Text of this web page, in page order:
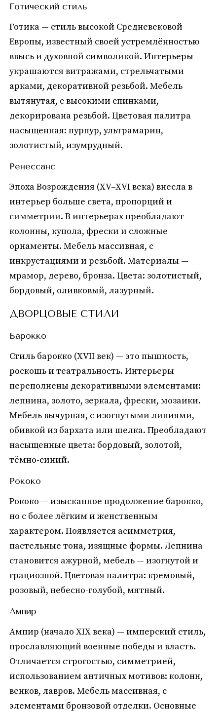
Готический стиль
Готика — стиль высокой Средневековой
Европы, известный своей устремлённостью
ввысь и духовной символикой. Интерьеры
украшаются витражами, стрельчатыми
арками, декоративной резьбой. Мебель
вытянутая, с высокими спинками,
декорирована резьбой. Цветовая палитра
насыщенная: пурпур, ультрамарин,
золотистый, изумрудный.
Ренессанс
Эпоха Возрождения (XV–XVI века) внесла в
интерьер больше света, пропорций и
симметрии. В интерьерах преобладают
колонны, купола, фрески и сложные
орнаменты. Мебель массивная, с
инкрустациями и резьбой. Материалы —
мрамор, дерево, бронза. Цвета: золотистый,
бордовый, оливковый, лазурный.
ДВОРЦОВЫЕ СТИЛИ
Барокко
Стиль барокко (XVII век) — это пышность,
роскошь и театральность. Интерьеры
переполнены декоративными элементами:
лепнина, золото, зеркала, фрески, мозаики.
Мебель вычурная, с изогнутыми линиями,
обивкой из бархата или шелка. Преобладают
насыщенные цвета: бордовый, золотой,
тёмно-синий.
Рококо
Рококо — изысканное продолжение барокко,
но с более лёгким и женственным
характером. Появляется асимметрия,
пастельные тона, изящные формы. Лепнина
становится ажурной, мебель — изогнутой и
грациозной. Цветовая палитра: кремовый,
розовый, небесно-голубой, мятный.
Ампир
Ампир (начало XIX века) — имперский стиль,
прославляющий военные победы и власть.
Отличается строгостью, симметрией,
использованием античных мотивов: колонн,
венков, лавров. Мебель массивная, с
элементами бронзовой отделки. Основные